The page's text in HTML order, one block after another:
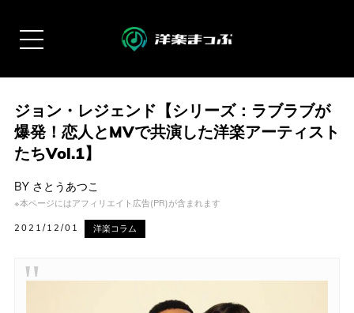
ジョン・レジェンド【シリーズ：ラブラブが
爆発！恋人とMVで共演した洋楽アーティスト
たちVol.1】
BY さとうあつこ
※本ページにはアフィリエイト広告(PR)が含まれます
2021/12/01 洋楽コラム